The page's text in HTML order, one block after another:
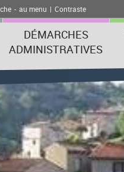
- au menu | Contraste
DÉMARCHES
ADMINISTRATIVES